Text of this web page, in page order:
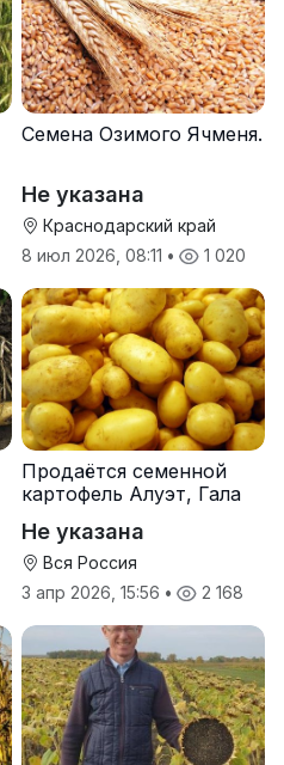
Семена Озимого Ячменя.
Не указана
Краснодарский край
8 июл 2026, 08:11 • 1 020
Продаётся семенной
картофель Алуэт, Гала
Не указана
Вся Россия
3 апр 2026, 15:56 • 2 168